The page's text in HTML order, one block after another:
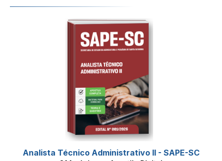
Analista Técnico Administrativo II - SAPE-SC